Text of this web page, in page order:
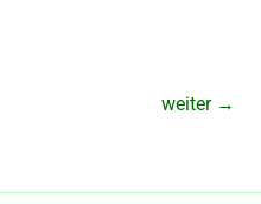
weiter →